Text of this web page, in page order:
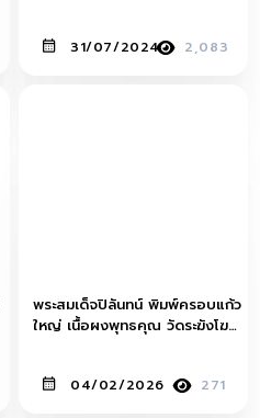
31/07/2024 2,083
พระสมเด็จปิลันทน์ พิมพ์ครอบแก้ว
ใหญ่ เนื้อผงพุทธคุณ วัดระฆังโฆสิ
04/02/2026 271